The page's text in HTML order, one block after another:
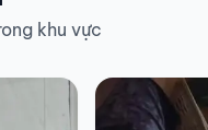
khu vực